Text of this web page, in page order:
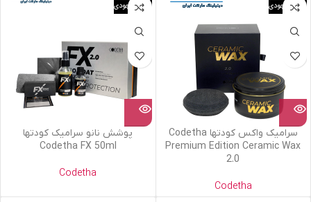
اتمام موجودی
سرامیک واکس کودتها Codetha
Premium Edition Ceramic Wax
2.0
Codetha
اتمام موجودی
پوشش نانو سرامیک کودتها
Codetha FX 50ml
Codetha